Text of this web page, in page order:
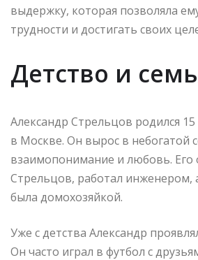
выдержку, которая позволяла
трудности и достигать своих
Детство и
Александр Стрельцов родился 15
в Москве. Он вырос в небогатой
взаимопонимание и любовь. Его
Стрельцов, работал инженером,
была домохозяйкой.
Уже с детства Александр
Он часто играл в футбол с